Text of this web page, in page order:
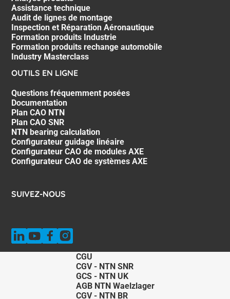
Assistance technique
Audit de lignes de montage
Inspection et Réparation Aéronautique
Formation produits Industrie
Formation produits rechange automobile
Industry Masterclass
OUTILS EN LIGNE
Questions fréquemment posées
Documentation
Plan CAO NTN
Plan CAO SNR
NTN bearing calculation
Configurateur guidage linéaire
Configurateur CAO de modules AXE
Configurateur CAO de systèmes AXE
SUIVEZ-NOUS
CGU
CGV - NTN SNR
GCS - NTN UK
AGB NTN Waelzlager
CGV - NTN BR